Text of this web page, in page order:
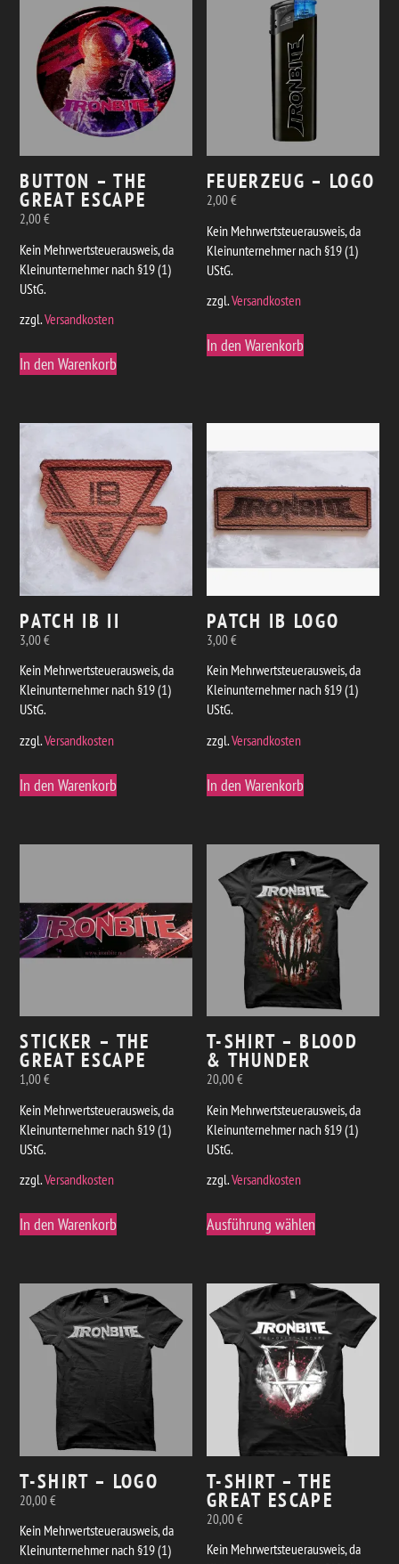
BUTTON – THE
GREAT ESCAPE
2,00€
Kein Mehrwertsteuerausweis, da
Kleinunternehmer nach §19 (1)
UStG.
zzgl.Versandkosten
In den Warenkorb
FEUERZEUG – LOGO
2,00€
Kein Mehrwertsteuerausweis, da
Kleinunternehmer nach §19 (1)
UStG.
zzgl.Versandkosten
In den Warenkorb
PATCH IB II
3,00€
Kein Mehrwertsteuerausweis, da
Kleinunternehmer nach §19 (1)
UStG.
zzgl.Versandkosten
In den Warenkorb
PATCH IB LOGO
3,00€
Kein Mehrwertsteuerausweis, da
Kleinunternehmer nach §19 (1)
UStG.
zzgl.Versandkosten
In den Warenkorb
STICKER – THE
GREAT ESCAPE
1,00€
Kein Mehrwertsteuerausweis, da
Kleinunternehmer nach §19 (1)
UStG.
zzgl.Versandkosten
In den Warenkorb
T-SHIRT – BLOOD
& THUNDER
20,00€
Kein Mehrwertsteuerausweis, da
Kleinunternehmer nach §19 (1)
UStG.
zzgl.Versandkosten
Ausführung wählen
Varianten
auf.
Die
Optionen
können
Produktseite
gewählt
werden
T-SHIRT – LOGO
20,00€
Kein Mehrwertsteuerausweis, da
Kleinunternehmer nach §19 (1)
T-SHIRT – THE
GREAT ESCAPE
20,00€
Kein Mehrwertsteuerausweis, da